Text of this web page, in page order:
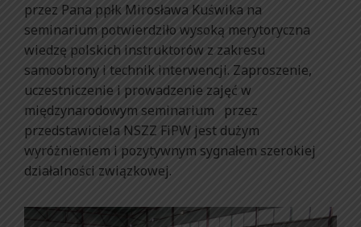
przez Pana ppłk Mirosława Kuświka na
seminarium potwierdziło wysoką merytoryczna
wiedzę polskich instruktorów z zakresu
samoobrony i technik interwencji. Zaproszenie,
uczestniczenie i prowadzenie zajęć w
międzynarodowym seminarium przez
przedstawiciela NSZZ FiPW jest dużym
wyróżnieniem i pozytywnym sygnałem szerokiej
działalności związkowej.